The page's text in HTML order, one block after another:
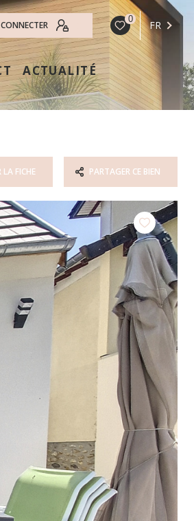
0 FR
ACTUALITÉ
LA FICHE PARTAGER CE BIEN